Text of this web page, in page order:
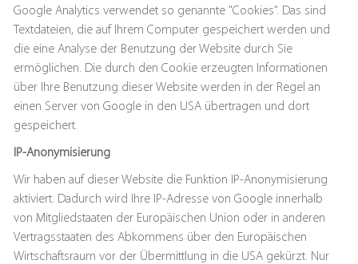
Google Analytics verwendet so genannte "Cookies". Das sind
Textdateien, die auf Ihrem Computer gespeichert werden und
die eine Analyse der Benutzung der Website durch Sie
ermöglichen. Die durch den Cookie erzeugten Informationen
über Ihre Benutzung dieser Website werden in der Regel an
einen Server von Google in den USA übertragen und dort
gespeichert.
IP-Anonymisierung
Wir haben auf dieser Website die Funktion IP-Anonymisierung
aktiviert. Dadurch wird Ihre IP-Adresse von Google innerhalb
von Mitgliedstaaten der Europäischen Union oder in anderen
Vertragsstaaten des Abkommens über den Europäischen
Wirtschaftsraum vor der Übermittlung in die USA gekürzt. Nur